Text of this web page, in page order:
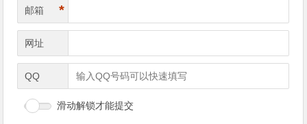
邮箱 *
网址
QQ
滑动解锁才能提交